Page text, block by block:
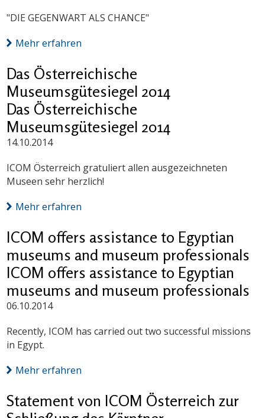
"DIE GEGENWART ALS CHANCE"
Mehr erfahren
Das Österreichische
Museumsgütesiegel 2014
Das Österreichische
Museumsgütesiegel 2014
14.10.2014
ICOM Österreich gratuliert allen ausgezeichneten
Museen sehr herzlich!
Mehr erfahren
ICOM offers assistance to Egyptian
museums and museum professionals
ICOM offers assistance to Egyptian
museums and museum professionals
06.10.2014
Recently, ICOM has carried out two successful missions
in Egypt.
Mehr erfahren
Statement von ICOM Österreich zur